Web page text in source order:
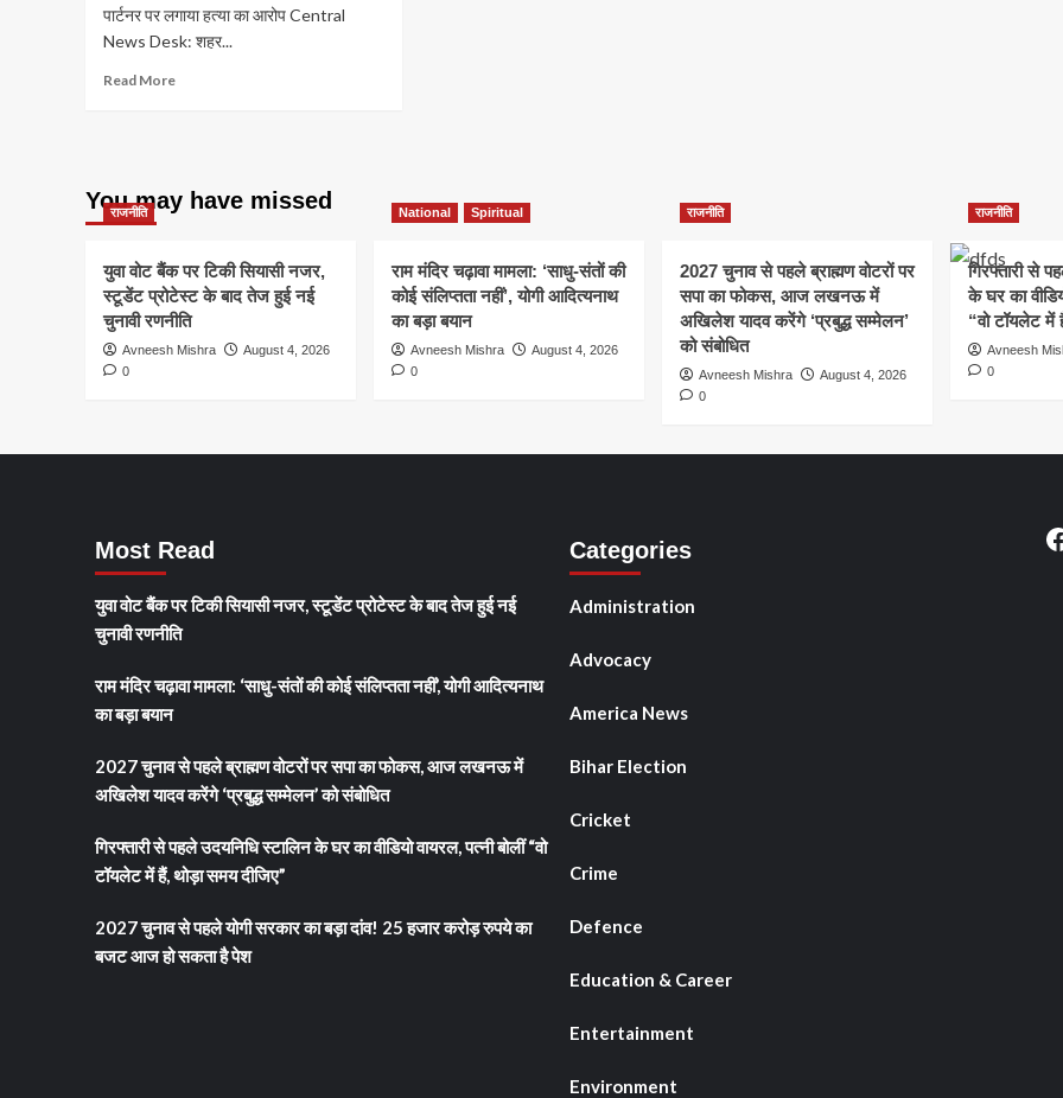
पार्टनर पर लगाया हत्या का आरोप Central
News Desk: शहर...
Read MoreRead
दिल
दहला
हत्या:
लिव-
इन
में
गला
में
गया
शव
You may have missed
राजनीति
युवा वोट बैंक पर टिकी सियासी नजर,
स्टूडेंट प्रोटेस्ट के बाद तेज हुई नई
चुनावी रणनीति
Avneesh Mishra
August 4, 2026
0
National Spiritual
राम मंदिर चढ़ावा मामला: ‘साधु-संतों की
कोई संलिप्तता नहीं’, योगी आदित्यनाथ
का बड़ा बयान
Avneesh Mishra
August 4, 2026
0
राजनीति
2027 चुनाव से पहले ब्राह्मण वोटरों पर
सपा का फोकस, आज लखनऊ में
अखिलेश यादव करेंगे ‘प्रबुद्ध सम्मेलन’
को संबोधित
Avneesh Mishra
August 4, 2026
0
राजनीति
गिरफ्तारी से
के घर का
“वो टॉयलेट में
Avneesh
0
Most Read
युवा वोट बैंक पर टिकी सियासी नजर, स्टूडेंट प्रोटेस्ट के बाद तेज हुई नई
चुनावी रणनीति
राम मंदिर चढ़ावा मामला: ‘साधु-संतों की कोई संलिप्तता नहीं’, योगी आदित्यनाथ
का बड़ा बयान
2027 चुनाव से पहले ब्राह्मण वोटरों पर सपा का फोकस, आज लखनऊ में
अखिलेश यादव करेंगे ‘प्रबुद्ध सम्मेलन’ को संबोधित
गिरफ्तारी से पहले उदयनिधि स्टालिन के घर का वीडियो वायरल, पत्नी बोलीं “वो
टॉयलेट में हैं, थोड़ा समय दीजिए”
2027 चुनाव से पहले योगी सरकार का बड़ा दांव! 25 हजार करोड़ रुपये का
बजट आज हो सकता है पेश
Categories
Administration
Advocacy
America News
Bihar Election
Cricket
Crime
Defence
Education & Career
Entertainment
Environment